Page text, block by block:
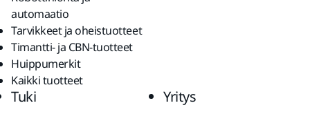
automaatio
Tarvikkeet ja oheistuotteet
Timantti- ja CBN-tuotteet
Huippumerkit
Kaikki tuotteet
Tuki Yritys